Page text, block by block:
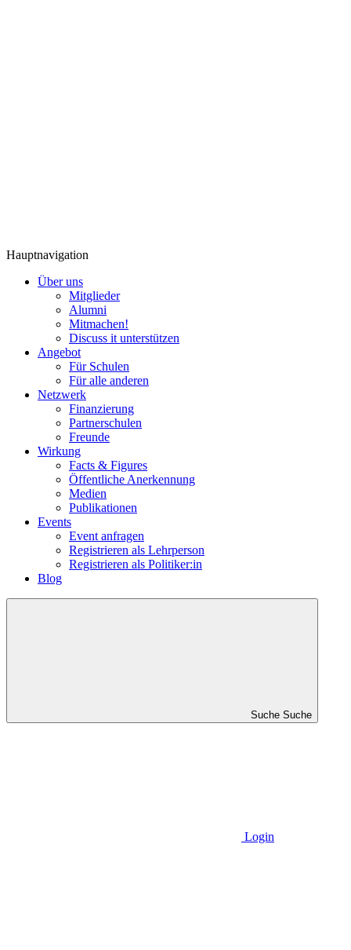
Hauptnavigation
Über uns
Mitglieder
Alumni
Mitmachen!
Discuss it unterstützen
Angebot
Für Schulen
Für alle anderen
Netzwerk
Finanzierung
Partnerschulen
Freunde
Wirkung
Facts & Figures
Öffentliche Anerkennung
Medien
Publikationen
Events
Event anfragen
Registrieren als Lehrperson
Registrieren als Politiker:in
Blog
Suche Suche
Login